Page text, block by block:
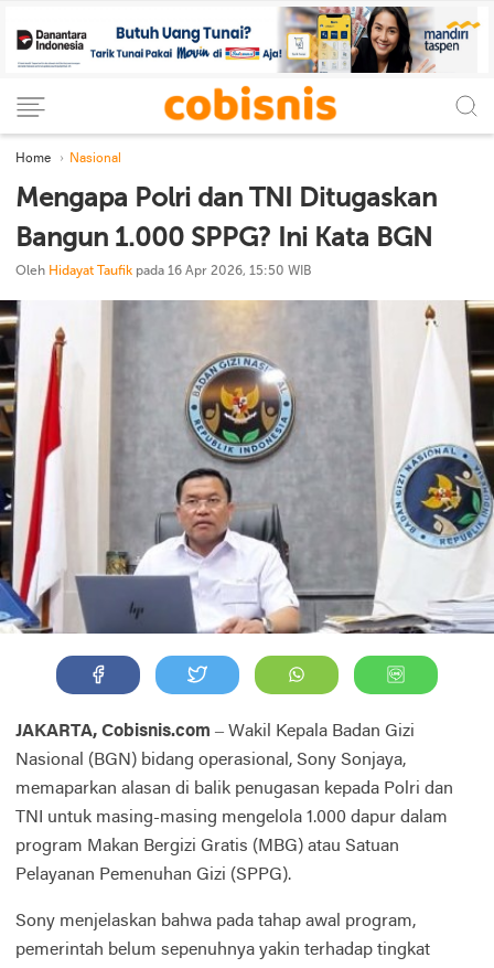
Home Nasional
Mengapa Polri dan TNI Ditugaskan
Bangun 1.000 SPPG? Ini Kata BGN
Oleh Hidayat Taufik pada 16 Apr 2026, 15:50 WIB
JAKARTA, Cobisnis.com – Wakil Kepala Badan Gizi
Nasional (BGN) bidang operasional, Sony Sonjaya,
memaparkan alasan di balik penugasan kepada Polri dan
TNI untuk masing-masing mengelola 1.000 dapur dalam
program Makan Bergizi Gratis (MBG) atau Satuan
Pelayanan Pemenuhan Gizi (SPPG).
Sony menjelaskan bahwa pada tahap awal program,
pemerintah belum sepenuhnya yakin terhadap tingkat